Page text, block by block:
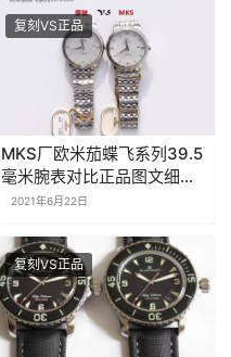
复刻VS正品
MKS厂欧米茄蝶飞系列39.5
毫米腕表对比正品图文细节
评测
2021年6月22日
复刻VS正品